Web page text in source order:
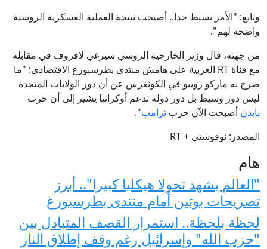
وتابع: "الأمر بسيط جدا.. أصبحت نتيجة العملية العسكرية الروسية
واضحة لهم".
من جهته، قال وزير الخارجية الروسي سيرغي لافروف في مقابلة
مع قناة RT العربية على هامش منتدى بطرسبورغ الاقتصادي: "ما
صرح به ماركو روبيو في الكونغرس عن أن دور الولايات المتحدة
ليس دور وسيط بل دور دولة تدعم أوكرانيا يشير إلى أن حرب
بايدن أصبحت الآن حرب ترامب".
المصدر: نوفوستي + RT
هام
"العالم يشهد تحولا هيكليا كبيرا".. أبرز
تصريحات بوتين أمام منتدى بطرسبورغ
لحظة بلحظة.. استمرار القصف المتبادل بين
"حزب الله" وإسرائيل رغم وقف إطلاق النار